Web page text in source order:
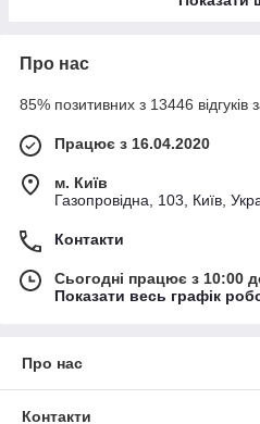
Про нас
85% позитивних з 13446 відгуків
Працює з 16.04.2020
м. Київ
Газопровідна, 103, Київ,
Контакти
Сьогодні працює з 10:00
Показати весь графік
Про нас
Контакти